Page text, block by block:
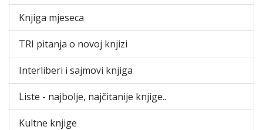
Knjiga mjeseca
TRI pitanja o novoj knjizi
Interliberi i sajmovi knjiga
Liste - najbolje, najčitanije knjige..
Kultne knjige